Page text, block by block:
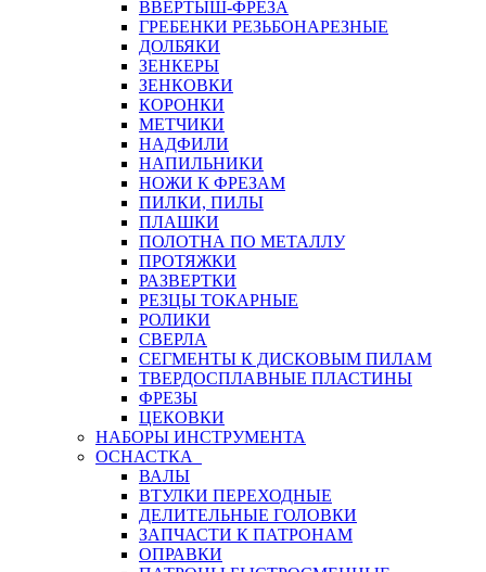
ВВЕРТЫШ-ФРЕЗА
ГРЕБЕНКИ РЕЗЬБОНАРЕЗНЫЕ
ДОЛБЯКИ
ЗЕНКЕРЫ
ЗЕНКОВКИ
КОРОНКИ
МЕТЧИКИ
НАДФИЛИ
НАПИЛЬНИКИ
НОЖИ К ФРЕЗАМ
ПИЛКИ, ПИЛЫ
ПЛАШКИ
ПОЛОТНА ПО МЕТАЛЛУ
ПРОТЯЖКИ
РАЗВЕРТКИ
РЕЗЦЫ ТОКАРНЫЕ
РОЛИКИ
СВЕРЛА
СЕГМЕНТЫ К ДИСКОВЫМ ПИЛАМ
ТВЕРДОСПЛАВНЫЕ ПЛАСТИНЫ
ФРЕЗЫ
ЦЕКОВКИ
НАБОРЫ ИНСТРУМЕНТА
ОСНАСТКА
ВАЛЫ
ВТУЛКИ ПЕРЕХОДНЫЕ
ДЕЛИТЕЛЬНЫЕ ГОЛОВКИ
ЗАПЧАСТИ К ПАТРОНАМ
ОПРАВКИ